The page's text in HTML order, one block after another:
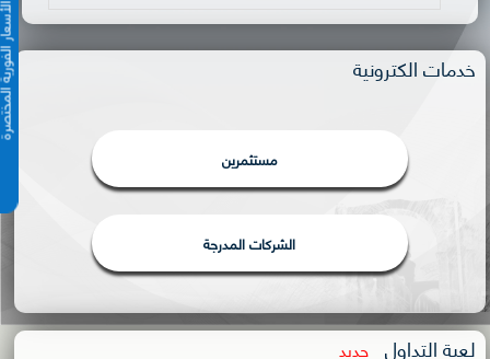
الأسعار خدمات الكترونية
مستثمرين
الشركات المدرجة
لعبة التداول جديد